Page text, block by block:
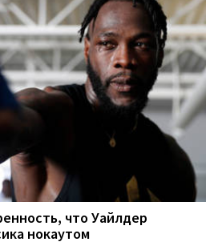
что Уайлдер
нокаутом